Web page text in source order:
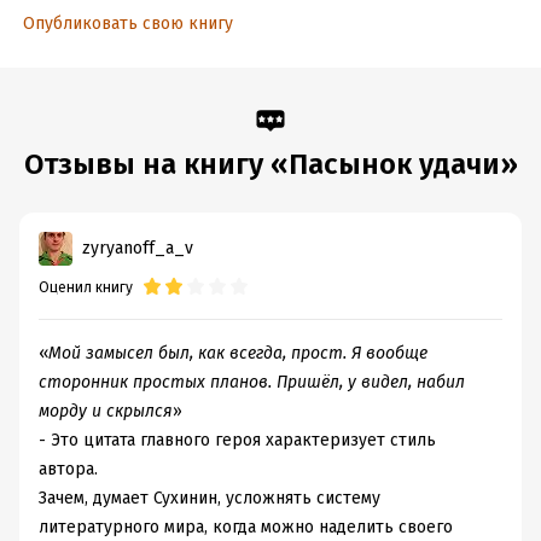
Дата поступления:21 февраля 2024
Опубликовать свою книгу
Отзывы на книгу «Пасынок удачи»
zyryanoff_a_v
Оценил книгу
«Мой замысел был, как всегда, прост. Я вообще
сторонник простых планов. Пришёл, у видел, набил
морду и скрылся»
- Это цитата главного героя характеризует стиль
автора.
Зачем, думает Сухинин, усложнять систему
литературного мира, когда можно наделить своего